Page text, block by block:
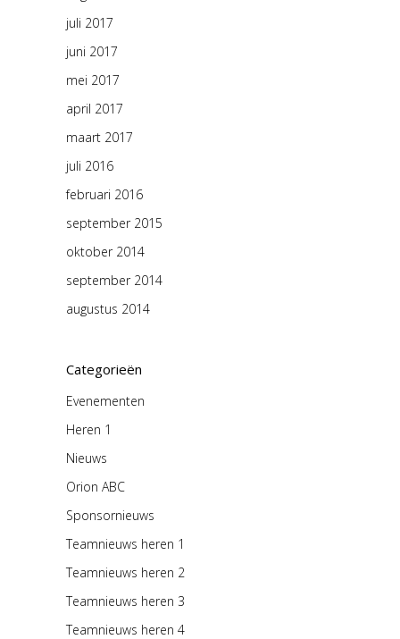
juli 2017
juni 2017
mei 2017
april 2017
maart 2017
juli 2016
februari 2016
september 2015
oktober 2014
september 2014
augustus 2014
Categorieën
Evenementen
Heren 1
Nieuws
Orion ABC
Sponsornieuws
Teamnieuws heren 1
Teamnieuws heren 2
Teamnieuws heren 3
Teamnieuws heren 4